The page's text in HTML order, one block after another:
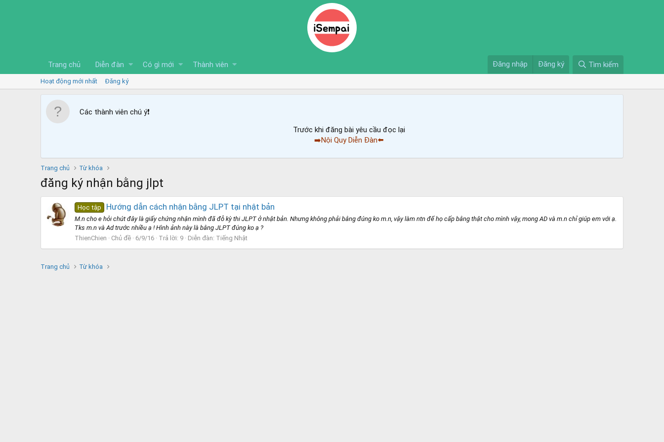
Trang chủ Diễn đàn Có gì mới Thành viên Đăng nhập Đăng ký Tìm kiếm
Hoạt động mới nhất Đăng ký
Các thành viên chú ý❗️
Trước khi đăng bài yêu cầu đọc lại
➡️Nội Quy Diễn Đàn⬅️
Trang chủ Từ khóa
đăng ký nhận bằng jlpt
Học tập Hướng dẫn cách nhận bằng JLPT tại nhật bản
M.n cho e hỏi chút đây là giấy chứng nhận mình đã đỗ kỳ thi JLPT ở nhật bản. Nhưng không phải bằng đúng ko m.n, vậy làm ntn để họ cấp bằng thật cho mình vậy, mong AD và m.n chỉ giúp em với ạ.
Tks m.n và Ad trước nhiều ạ ! Hình ảnh này là bằng JLPT đúng ko ạ ?
ThienChien
Chủ đề 6/9/16 Trả lời: 9 Diễn đàn: Tiếng Nhật
Trang chủ Từ khóa